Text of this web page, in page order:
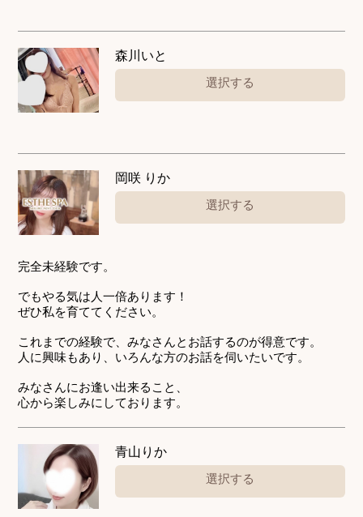
森川いと
選択する
完全未経験です。
でもやる気は人一倍あります！
ぜひ私を育ててください。
これまでの経験で、みなさんとお話するのが得意です。
人に興味もあり、いろんな方のお話を伺いたいです。
みなさんにお逢い出来ること、
心から楽しみにしております。
岡咲 りか
選択する
青山りか
選択する